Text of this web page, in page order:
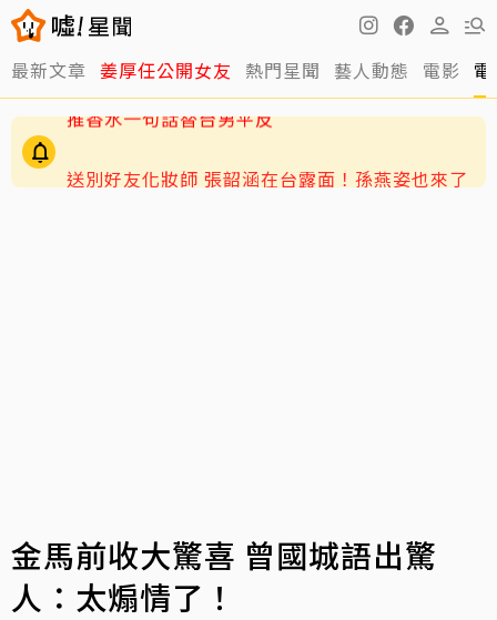
最新文章 姜厚任公開女友 熱門星聞 藝人動態 電影
金馬前收大驚喜 曾國城語出驚
人：太煽情了！